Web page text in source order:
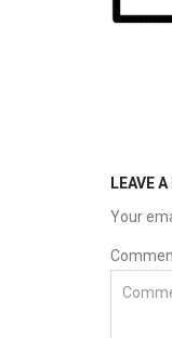
LEAVE
Your